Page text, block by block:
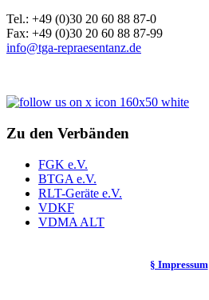
Tel.: +49 (0)30 20 60 88 87-0
Fax: +49 (0)30 20 60 88 87-99
info@tga-repraesentanz.de
Zu den Verbänden
FGK e.V.
BTGA e.V.
RLT-Geräte e.V.
VDKF
VDMA ALT
§ Impressum